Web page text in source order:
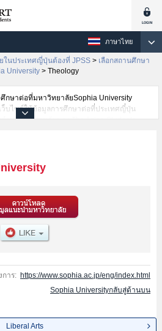
ภาษาไทย
นประเทศญี่ปุ่นต้องที่ JPSS > เลือกสถานศึกษา
University > Theology
กษาต่อที่มหาวิทยาลัยSophia University
เว็บไซต์ให้ข้อมูลการศึกษาต่อที่ประเทศญี่ปุ่น
เนินงานร่วมกันของ The Asian Students
หรือคณะSPSF（Sophia Program for
หรือคณะHumanitiesหรือ
คณะForeign StudiesหรือคณะHuman
บไซต์นี้เพื่อการค้นหาข้อมูลตามอัธยาศัย
ารศึกษาระดับมหาวิทยาลัย,บัณฑิต
วิทยาลัยอาชีวศึกษากว่า 1,300 แห่งที่กำลัง
การ: https://www.sophia.ac.jp/eng/index.html
Sophia Universityกลับสู่ด้านบน
Liberal Arts